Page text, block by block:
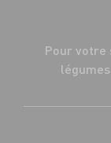
Pour votre